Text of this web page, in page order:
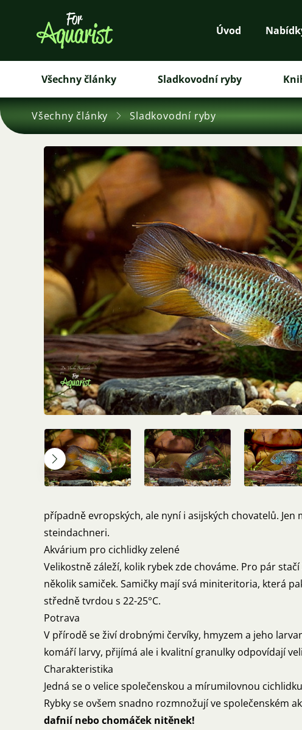
Úvod
Všechny články Sladkovodní ryby
Všechny články Sladkovodní ryby
případně evropských, ale nyní i asijských chovatelů.
steindachneri.
Akvárium pro cichlidky zelené
Velikostně záleží, kolik rybek zde chováme. Pro pár
několik samiček. Samičky mají svá miniteritoria, která
středně tvrdou s 22-25°C.
Potrava
V přírodě se živí drobnými červíky, hmyzem a jeho
komáří larvy, přijímá ale i kvalitní granulky odpovídají
Charakteristika
Jedná se o velice společenskou a mírumilovnou
Rybky se ovšem snadno rozmnožují ve společenském
dafnií nebo chomáček nitěnek!